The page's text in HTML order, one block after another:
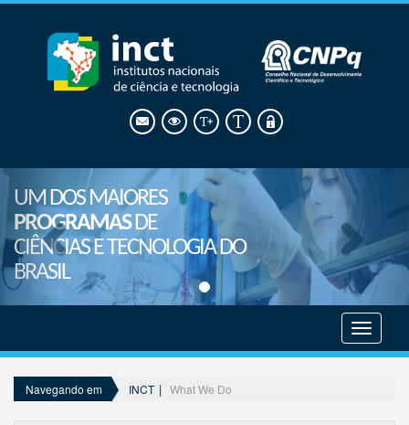
UM DOS MAIORES
PROGRAMASDE
CIÊNCIAS E TECNOLOGIA DO
BRASIL
menu
Navegando em INCT What We Do